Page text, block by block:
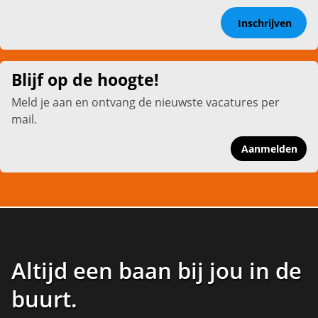
Inschrijven
Blijf op de hoogte!
Meld je aan en ontvang de nieuwste vacatures per
mail.
Aanmelden
Altijd een baan bij jou in de
buurt.